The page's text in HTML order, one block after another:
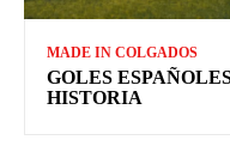
MADE IN COLGADOS
GOLES
HISTORIA